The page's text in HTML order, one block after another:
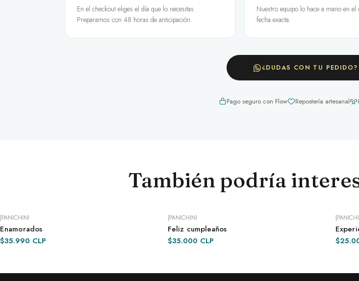
En el checkout eliges el día que lo necesitas.
Preparamos con 48 horas de anticipación.
Nuestro equipo lo hace a mano en el
fecha exacta.
¿DUDAS CON TU PEDIDO?
Pago seguro con Flow Repostería artesanal
También podría
ENTREGA INMEDIATA
|PANICHINI
Enamorados
$35.990 CLP
ENTREGA INMEDIATA
|PANICHINI
Feliz cumpleaños
$35.000 CLP
|